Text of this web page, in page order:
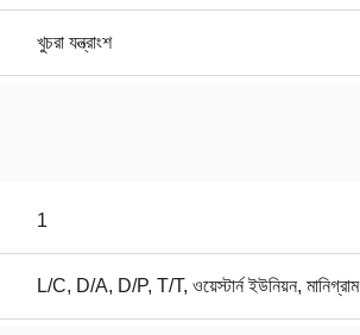
খুচরা যন্ত্রাংশ
1
L/C, D/A, D/P, T/T, ওয়েস্টার্ন ইউনিয়ন, মানিগ্রাম